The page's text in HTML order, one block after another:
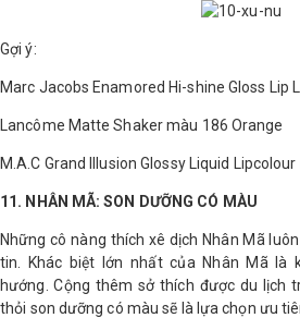
Gợi ý:
Marc Jacobs Enamored Hi-shine Gloss Lip
Lancôme Matte Shaker màu 186 Orange
M.A.C Grand Illusion Glossy Liquid
11. NHÂN MÃ: SON DƯỠNG CÓ MÀU
Những cô nàng thích xê dịch Nhân Mã
tin. Khác biệt lớn nhất của Nhân Mã là
hướng. Cộng thêm sở thích được du lịch
thỏi son dưỡng có màu sẽ là lựa chọn ưu